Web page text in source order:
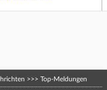
>>> Top-Meldungen